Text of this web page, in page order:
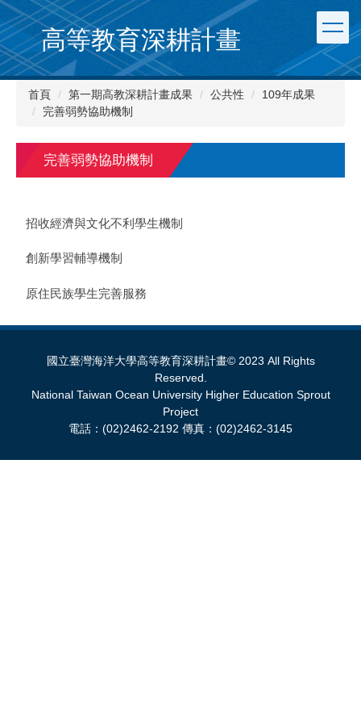
跳
到
主
要
內
高等教育深耕計畫
首頁 第一期高教深耕計畫成果 公共性
109年成果
完善弱勢協助機制
完善弱勢協助機制
招收經濟與文化不利學生機制
創新學習輔導機制
原住民族學生完善服務
國立臺灣海洋大學高等教育深耕計畫© 2023 All Rights
Reserved.
National Taiwan Ocean University Higher Education Sprout
Project
電話：(02)2462-2192 傳真：(02)2462-3145